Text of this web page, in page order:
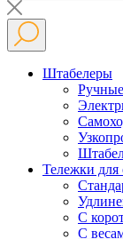
Штабелеры
Тележки для
С
С